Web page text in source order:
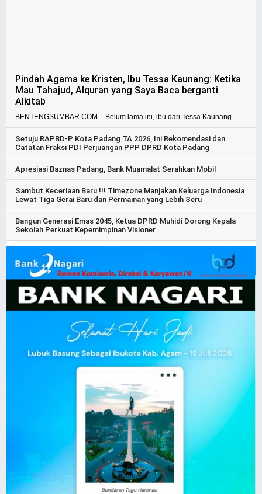
Pindah Agama ke Kristen, Ibu Tessa Kaunang: Ketika
Mau Tahajud, Alquran yang Saya Baca berganti
Alkitab
BENTENGSUMBAR.COM – Belum lama ini, ibu dari Tessa Kaunang...
Setuju RAPBD-P Kota Padang TA 2026, Ini Rekomendasi dan
Catatan Fraksi PDI Perjuangan PPP DPRD Kota Padang
Apresiasi Baznas Padang, Bank Muamalat Serahkan Mobil
Sambut Keceriaan Baru !!! Timezone Manjakan Keluarga Indonesia
Lewat Tiga Gerai Baru dan Permainan yang Lebih Seru
Bangun Generasi Emas 2045, Ketua DPRD Muhidi Dorong Kepala
Sekolah Perkuat Kepemimpinan Visioner